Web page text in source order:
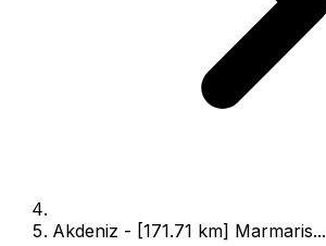
Akdeniz - [171.71 km] Marmaris...